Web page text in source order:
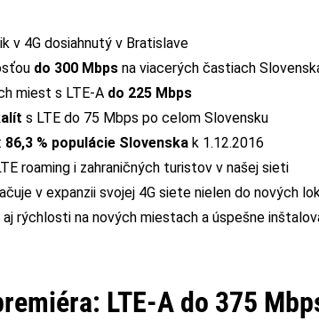
v 4G dosiahnutý v Bratislave
do 300 Mbps na viacerých častiach
miest s LTE-A do 225 Mbps
s LTE do 75 Mbps po celom Slovensku
86,3 % populácie Slovenska k 1.12.2016
roaming i zahraničných turistov v našej sieti
v expanzii svojej 4G siete nielen do nových
rýchlosti na nových miestach a úspešne
LTE-A do 375